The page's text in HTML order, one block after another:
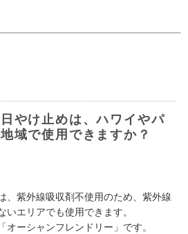
やけ止めは、ハワイやパ
域で使用できますか？
、紫外線吸収剤不使用のため、紫外線
エリアでも使用できます。
オーシャンフレンドリー」です。